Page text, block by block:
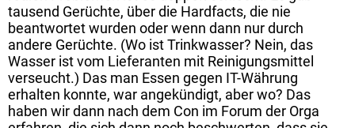
tausend Gerüchte, über die Hardfacts, die nie
beantwortet wurden oder wenn dann nur durch
andere Gerüchte. (Wo ist Trinkwasser? Nein, das
Wasser ist vom Lieferanten mit Reinigungsmittel
verseucht.) Das man Essen gegen IT-Währung
erhalten konnte, war angekündigt, aber wo? Das
haben wir dann nach dem Con im Forum der Orga